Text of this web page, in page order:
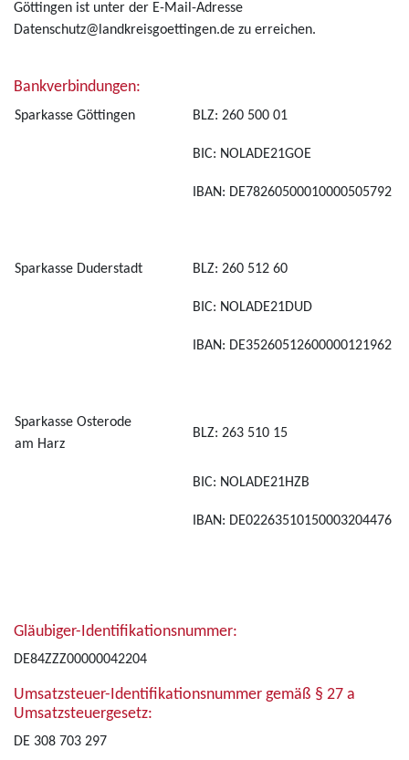
Göttingen ist unter der E-Mail-Adresse
Datenschutz@landkreisgoettingen.de zu erreichen.
Bankverbindungen:
Sparkasse Göttingen BLZ: 260 500 01
BIC: NOLADE21GOE
IBAN: DE78260500010000505792
Sparkasse Duderstadt BLZ: 260 512 60
BIC: NOLADE21DUD
IBAN: DE35260512600000121962
Sparkasse Osterode
am Harz
BLZ: 263 510 15
BIC: NOLADE21HZB
IBAN: DE02263510150003204476
Gläubiger-Identifikationsnummer:
DE84ZZZ00000042204
Umsatzsteuer-Identifikationsnummer gemäß § 27 a
Umsatzsteuergesetz:
DE 308 703 297